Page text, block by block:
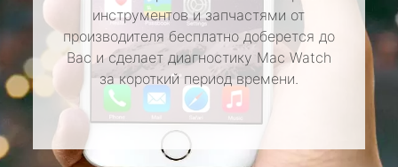
инструментов и запчастями от
производителя бесплатно доберется до
Вас и сделает диагностику Mac Watch
за короткий период времени.